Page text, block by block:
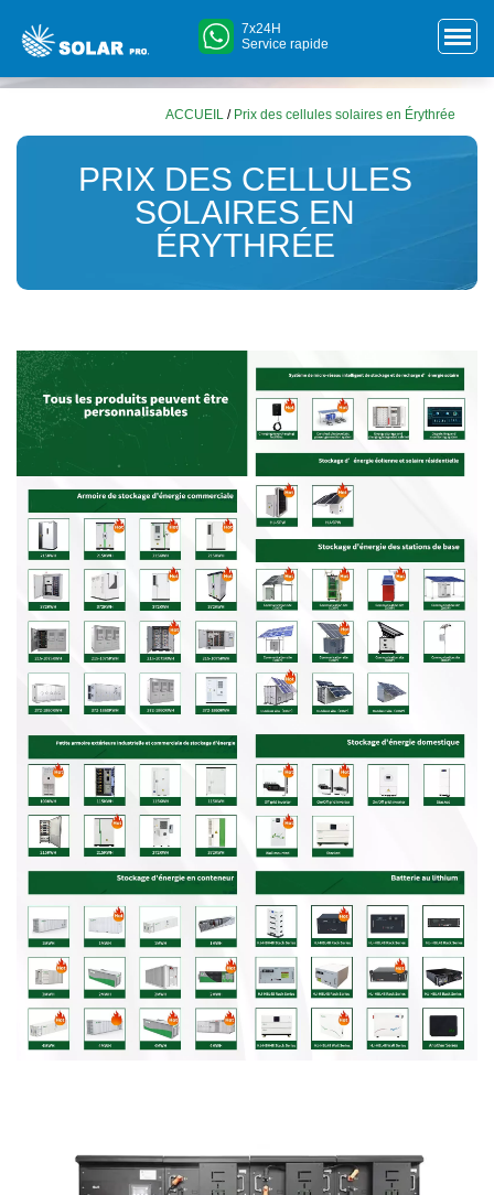
7x24H
Service rapide
ACCUEIL / Prix ​​des cellules solaires en Érythrée
PRIX ​​DES CELLULES
SOLAIRES EN
ÉRYTHRÉE